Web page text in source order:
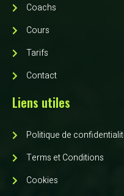
Coachs
Cours
Tarifs
Contact
Liens utiles
Politique de
Terms et Conditions
Cookies